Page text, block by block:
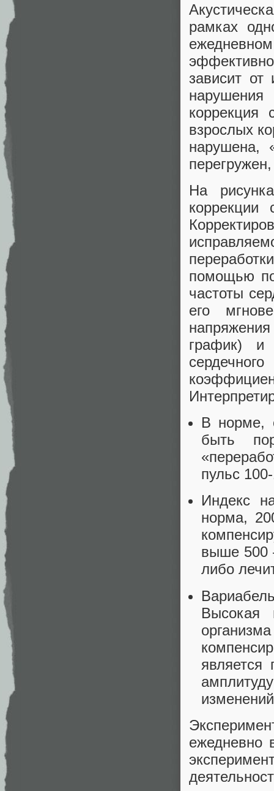
рамках
зависит от
нарушения
коррекция
взрослых
нарушена,
На
коррекции
помощью
частоты
его
график) и
В норме,
быть
пульс
Индекс
норма,
выше 500
либо
Высокая
является
ежедневно